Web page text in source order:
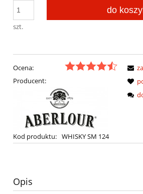
szt.
do
Ocena:
Producent:
Kod produktu: WHISKY SM 124
Opis